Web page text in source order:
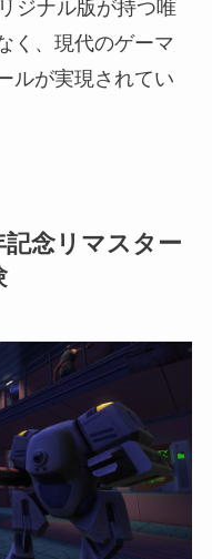
ジナル版が持つ唯
く、現代のゲーマ
ルが実現されてい
念リマスター